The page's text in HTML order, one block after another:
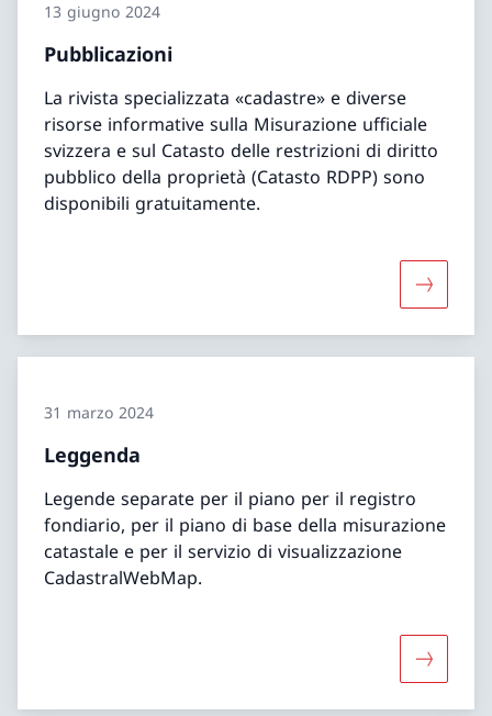
13 giugno 2024
Pubblicazioni
La rivista specializzata «cadastre» e diverse
risorse informative sulla Misurazione ufficiale
svizzera e sul Catasto delle restrizioni di diritto
pubblico della proprietà (Catasto RDPP) sono
disponibili gratuitamente.
31 marzo 2024
Leggenda
Legende separate per il piano per il registro
fondiario, per il piano di base della misurazione
catastale e per il servizio di visualizzazione
CadastralWebMap.